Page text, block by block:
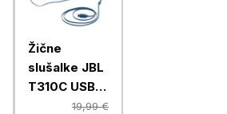
Žične
slušalke JBL
T310C USB-
C, modre19,99 €